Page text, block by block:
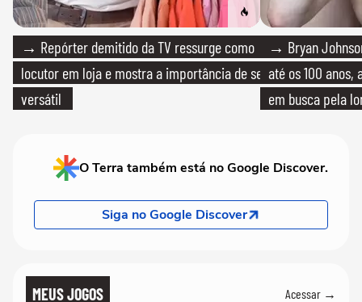
→ Repórter demitido da TV ressurge como
locutor em loja e mostra a importância de ser
versátil
→ Bryan
até os 100
em busca pela
O Terra também está no Google Discover.
Siga no Google Discover
MEUS JOGOS Acessar →